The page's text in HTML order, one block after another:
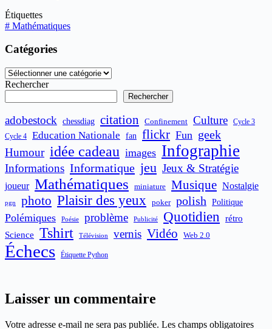
Étiquettes
# Mathématiques
Catégories
Catégories
Rechercher
Rechercher
adobestock chessdiag citation Confinement Culture Cycle 3
Cycle 4 Education Nationale fan flickr Fun geek
Humour idée cadeau images Infographie
Informations Informatique jeu Jeux & Stratégie
joueur Mathématiques miniature Musique Nostalgie
pgn photo Plaisir des yeux poker polish Politique
Polémiques Poésie problème Publicité Quotidien
rétro
Science
Tshirt Télévision vernis Vidéo Web 2.0
Échecs Étiquette Python
Laisser un commentaire
Votre adresse e-mail ne sera pas publiée. Les champs obligatoires